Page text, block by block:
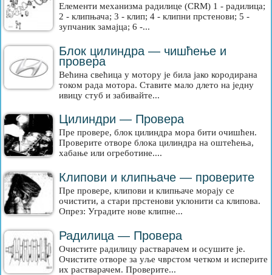
Елементи механизма радилице (CRM) 1 - радилица;
2 - клипњача; 3 - клип; 4 - клипни прстенови; 5 -
зупчаник замајца; 6 -...
Блок цилиндра — чишћење и
провера
Већина свећица у мотору је била јако кородирана
током рада мотора. Ставите мало длето на једну
ивицу стуб и забивайте...
Цилиндри — Провера
Пре провере, блок цилиндра мора бити очишћен.
Проверите отворе блока цилиндра на оштећења,
хабање или огреботине....
Клипови и клипњаче — проверите
Пре провере, клипови и клипњаче морају се
очистити, а стари прстенови уклонити са клипова.
Опрез: Уградите нове клипне...
Радилица — Провера
Очистите радилицу растварачем и осушите је.
Очистите отворе за уље чврстом четком и исперите
их растварачем. Проверите...